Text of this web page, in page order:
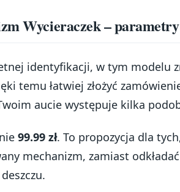
Wycieraczek –
identyfikacji, w tym modelu
temu łatwiej złożyć
aucie występuje kilka
99.99 zł. To propozycja dla
mechanizm, zamiast